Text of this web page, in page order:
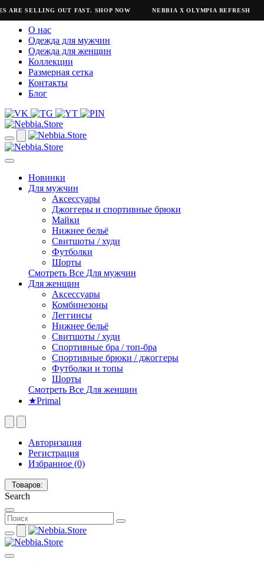
SELLING OUT FAST. SHOP NOW NEBBIA X OLYMPIA REFRESH
О нас
Одежда для мужчин
Одежда для женщин
Коллекции
Размерная сетка
Контакты
Блог
Новинки
Для мужчин
Аксессуары
Джоггеры и спортивные брюки
Майки
Нижнее бельё
Свитшоты / худи
Футболки
Шорты
Смотреть Все Для мужчин
Для женщин
Аксессуары
Комбинезоны
Леггинсы
Нижнее бельё
Свитшоты / худи
Спортивные бра / топ-бра
Спортивные брюки / джоггеры
Футболки и топы
Шорты
Смотреть Все Для женщин
★Primal
Авторизация
Регистрация
Избранное (0)
Товаров:
Search